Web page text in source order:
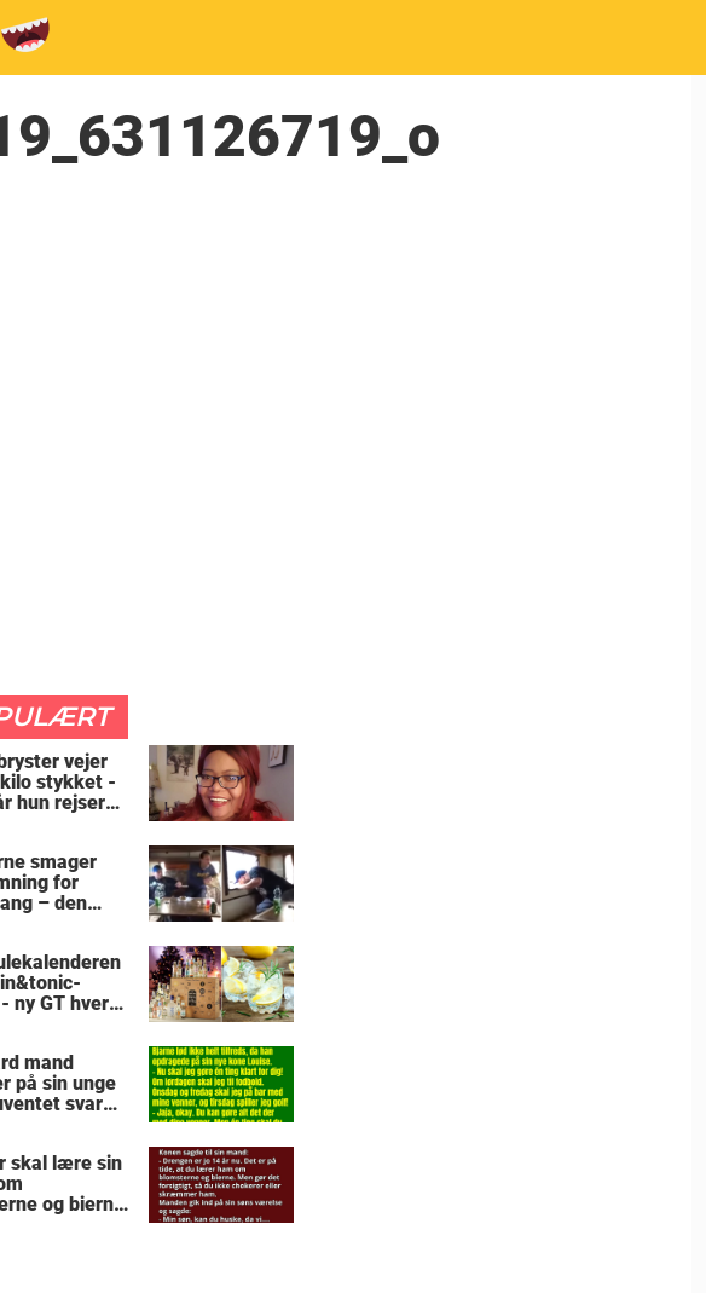
vejer
stykket -
hun rejser
smager
for
– den
grin
ny GT hver
mand
på sin unge
svar
skal lære sin
og bierne"